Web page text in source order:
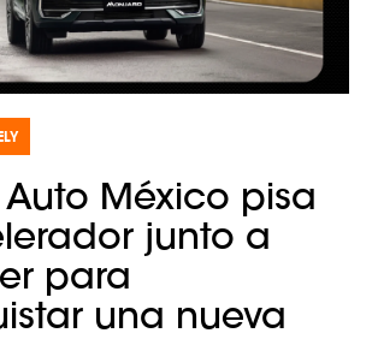
México pisa
junto a
para
una nueva